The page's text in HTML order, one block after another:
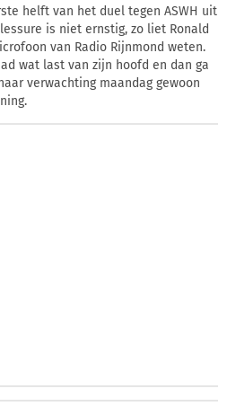
helft van het duel tegen ASWH uit
is niet ernstig, zo liet Ronald
van Radio Rijnmond weten.
wat last van zijn hoofd en dan ga
verwachting maandag gewoon